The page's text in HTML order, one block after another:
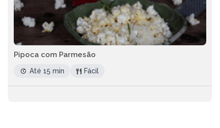
Pipoca com Parmesão
Até 15 min Fácil